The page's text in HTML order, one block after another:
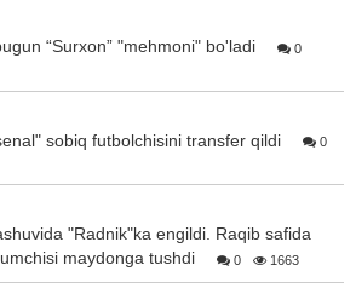
“Surxon” "mehmoni" bo'ladi
0
sobiq futbolchisini transfer qildi
0
"Radnik"ka engildi. Raqib safida
maydonga tushdi
0 1663